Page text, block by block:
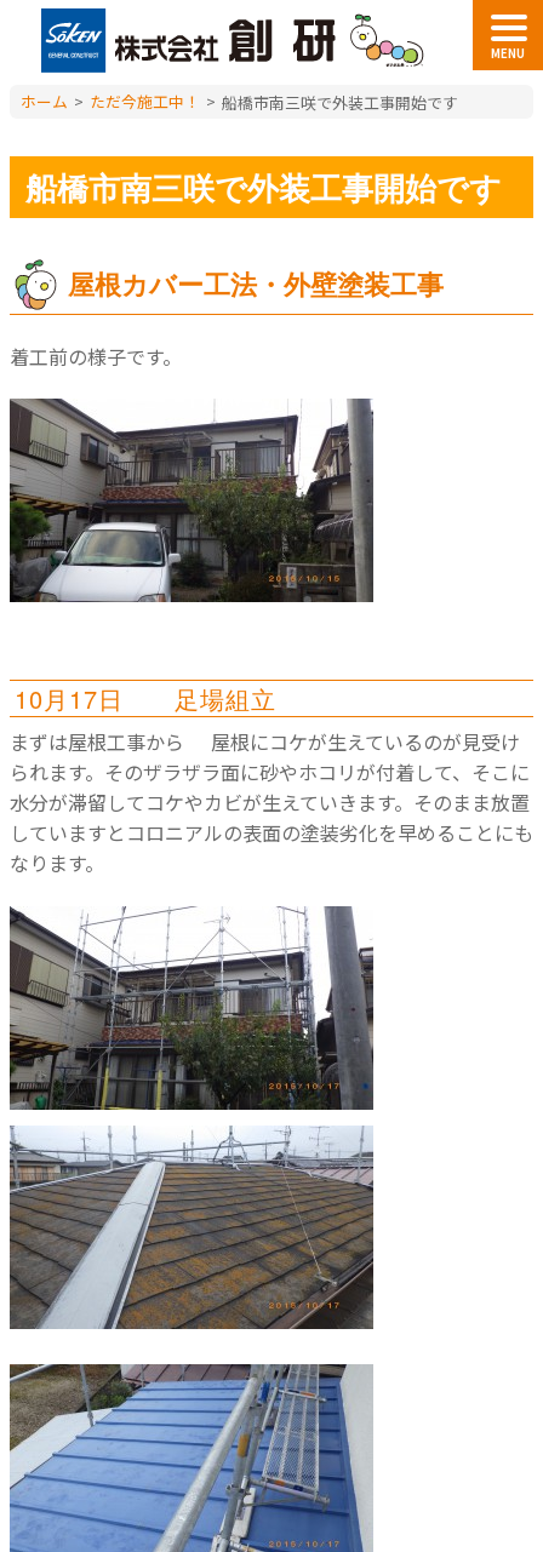
MENU
ホーム > ただ今施工中！ > 船橋市南三咲で外装工事開始です
船橋市南三咲で外装工事開始です
屋根カバー工法・外壁塗装工事
着工前の様子です。
10月17日 足場組立
まずは屋根工事から
屋根にコケが生えているのが見受け
られます。そのザラザラ面に砂やホコリが付着して、そこに
水分が滞留してコケやカビが生えていきます。そのまま放置
していますとコロニアルの表面の塗装劣化を早めることにも
なります。